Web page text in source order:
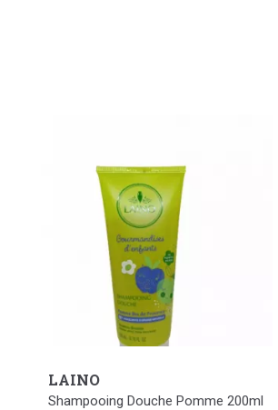
LAINO
Shampooing Douche Pomme 200ml